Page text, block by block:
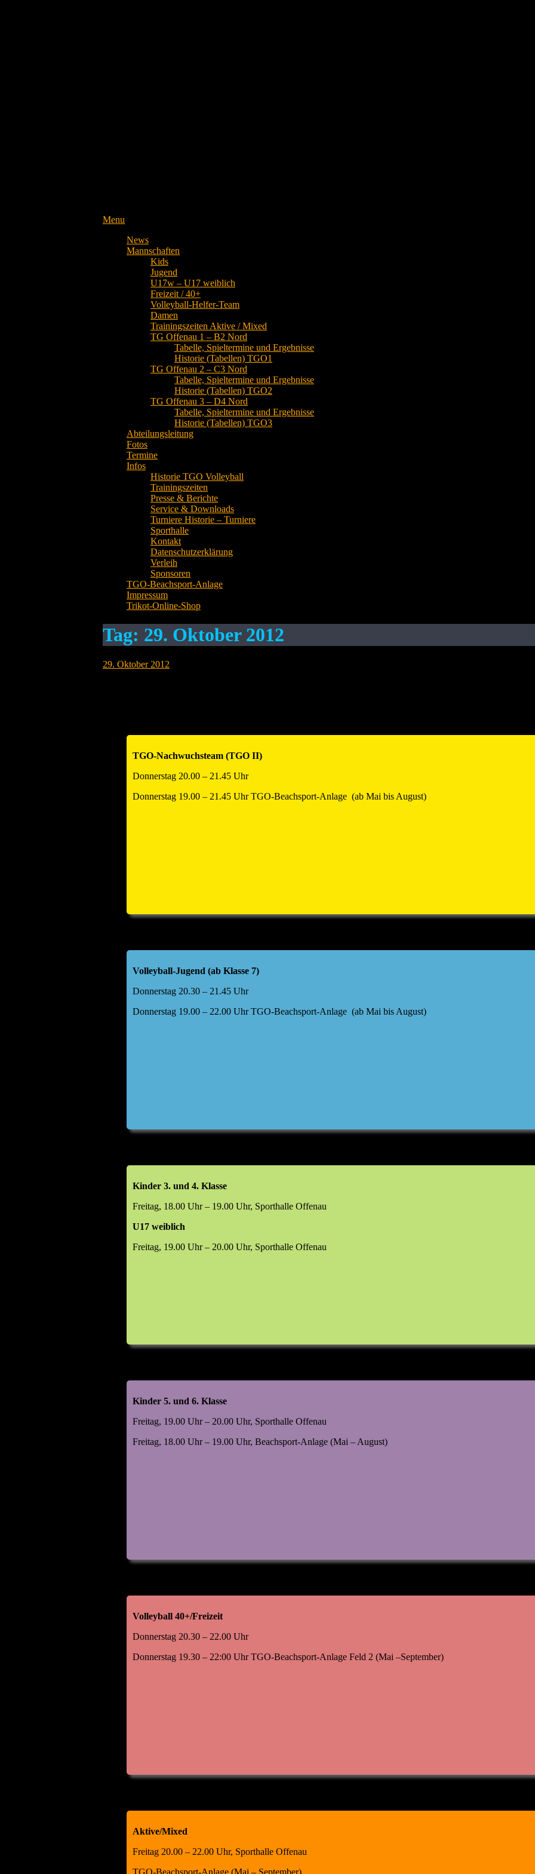
Menu
News
Mannschaften
Kids
Jugend
U17w – U17 weiblich
Freizeit / 40+
Volleyball-Helfer-Team
Damen
Trainingszeiten Aktive / Mixed
TG Offenau 1 – B2 Nord
Tabelle, Spieltermine und Ergebnisse
Historie (Tabellen) TGO1
TG Offenau 2 – C3 Nord
Tabelle, Spieltermine und Ergebnisse
Historie (Tabellen) TGO2
TG Offenau 3 – D4 Nord
Tabelle, Spieltermine und Ergebnisse
Historie (Tabellen) TGO3
Abteilungsleitung
Fotos
Termine
Infos
Historie TGO Volleyball
Trainingszeiten
Presse & Berichte
Service & Downloads
Turniere Historie – Turniere
Sporthalle
Kontakt
Datenschutzerklärung
Verleih
Sponsoren
TGO-Beachsport-Anlage
Impressum
Trikot-Online-Shop
Tag: 29. Oktober 2012
29. Oktober 2012
TGO-Nachwuchsteam (TGO II)
Donnerstag 20.00 – 21.45 Uhr
Donnerstag 19.00 – 21.45 Uhr TGO-Beachsport-Anlage (ab Mai bis August)
Volleyball-Jugend (ab Klasse 7)
Donnerstag 20.30 – 21.45 Uhr
Donnerstag 19.00 – 22.00 Uhr TGO-Beachsport-Anlage (ab Mai bis August)
Kinder 3. und 4. Klasse
Freitag, 18.00 Uhr – 19.00 Uhr, Sporthalle Offenau
U17 weiblich
Freitag, 19.00 Uhr – 20.00 Uhr, Sporthalle Offenau
Kinder 5. und 6. Klasse
Freitag, 19.00 Uhr – 20.00 Uhr, Sporthalle Offenau
Freitag, 18.00 Uhr – 19.00 Uhr, Beachsport-Anlage (Mai – August)
Volleyball 40+/Freizeit
Donnerstag 20.30 – 22.00 Uhr
Donnerstag 19.30 – 22:00 Uhr TGO-Beachsport-Anlage Feld 2 (Mai –September)
Aktive/Mixed
Freitag 20.00 – 22.00 Uhr, Sporthalle Offenau
TGO-Beachsport-Anlage (Mai – September)